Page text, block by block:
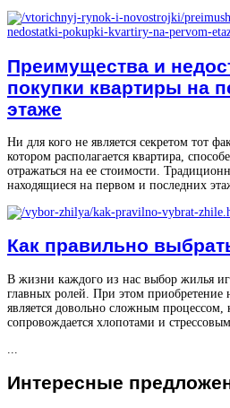
Преимущества и
покупки квартиры на
этаже
Ни для кого не является секретом тот
котором располагается квартира,
отражаться на ее стоимости.
находящиеся на первом и последних
Как правильно
В жизни каждого из нас выбор жилья
главных ролей. При этом приобретение
является довольно сложным процессом,
сопровождается хлопотами и
Интересные